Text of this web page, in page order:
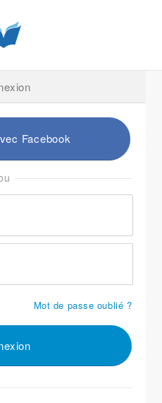
Facebook
Mot de passe oublié ?